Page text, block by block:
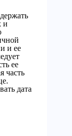
и
и ее
ее
часть
дата